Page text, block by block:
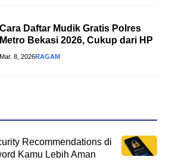
Cara Daftar Mudik Gratis Polres
Metro Bekasi 2026, Cukup dari HP
Mar. 8, 2026RAGAM
Recommendations di
Kamu Lebih Aman